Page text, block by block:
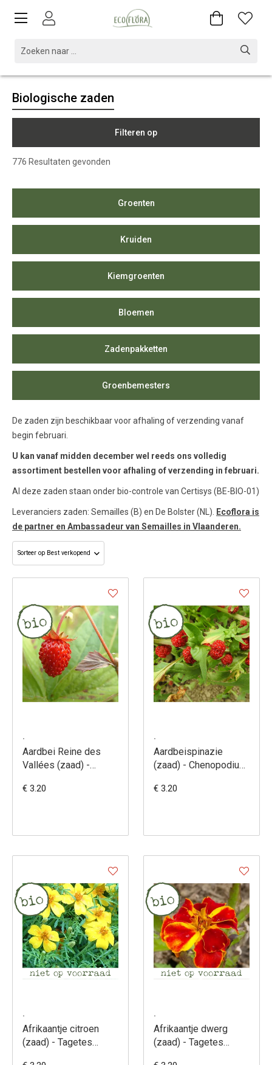
Biologische zaden
Filteren op
776 Resultaten gevonden
Groenten
Kruiden
Kiemgroenten
Bloemen
Zadenpakketten
Groenbemesters
De zaden zijn beschikbaar voor afhaling of verzending vanaf
begin februari.
U kan vanaf midden december wel reeds ons volledig
assortiment bestellen voor afhaling of verzending in februari.
Al deze zaden staan onder bio-controle van Certisys (BE-BIO-01)
Leveranciers zaden: Semailles (B) en De Bolster (NL).
Ecoflora is
de partner en Ambassadeur van Semailles in Vlaanderen.
.
Aardbei Reine des
Vallées (zaad) -
€ 3.20
.
Aardbeispinazie
(zaad) - Chenopodium
€ 3.20
.
Afrikaantje citroen
(zaad) - Tagetes
.
Afrikaantje dwerg
(zaad) - Tagetes